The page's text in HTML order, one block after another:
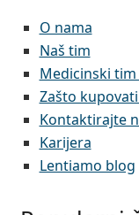
O nama
Naš tim
Medicinski
Zašto
Kontaktirajte
Karijera
Lentiamo blog